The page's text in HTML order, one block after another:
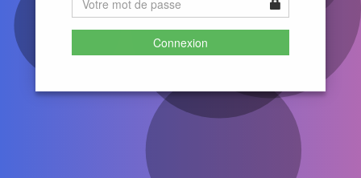
Connexion